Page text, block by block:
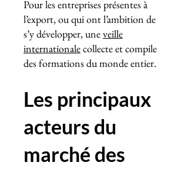
Pour les entreprises présentes à
l’export, ou qui ont l’ambition de
s’y développer, uneveille
internationalecollecte et compile
des formations du monde entier.
Les principaux
acteurs du
marché des